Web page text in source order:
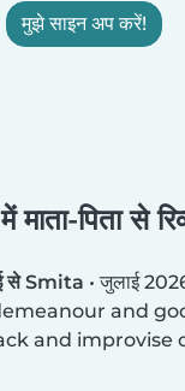
मुझे साइन अप करें!
माता-पिता से
से Smita •जुलाई
and
and improvise